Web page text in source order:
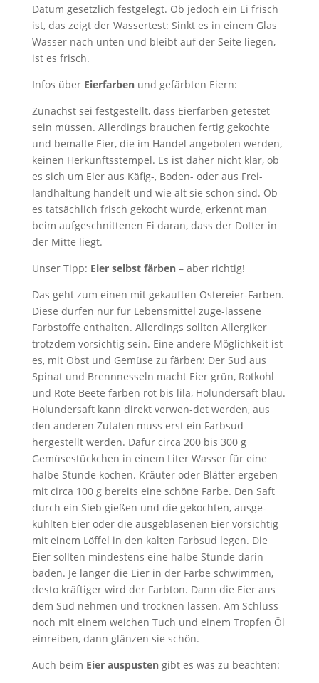
Datum gesetzlich festgelegt. Ob jedoch ein Ei frisch
ist, das zeigt der Wassertest: Sinkt es in einem Glas
Wasser nach unten und bleibt auf der Seite liegen,
ist es frisch.
Infos über Eierfarbenund gefärbten Eiern:
Zunächst sei festgestellt, dass Eierfarben getestet
sein müssen. Allerdings brauchen fertig gekochte
und bemalte Eier, die im Handel angeboten werden,
keinen Herkunftsstempel. Es ist daher nicht klar, ob
es sich um Eier aus Käfig-, Boden- oder aus Frei-
landhaltung handelt und wie alt sie schon sind. Ob
es tatsächlich frisch gekocht wurde, erkennt man
beim aufgeschnittenen Ei daran, dass der Dotter in
der Mitte liegt.
Unser Tipp: Eier selbst färben – aber richtig!
Das geht zum einen mit gekauften Ostereier-Farben.
Diese dürfen nur für Lebensmittel zuge-lassene
Farbstoffe enthalten. Allerdings sollten Allergiker
trotzdem vorsichtig sein. Eine andere Möglichkeit ist
es, mit Obst und Gemüse zu färben: Der Sud aus
Spinat und Brennnesseln macht Eier grün, Rotkohl
und Rote Beete färben rot bis lila, Holundersaft blau.
Holundersaft kann direkt verwen-det werden, aus
den anderen Zutaten muss erst ein Farbsud
hergestellt werden. Dafür circa 200 bis 300 g
Gemüsestückchen in einem Liter Wasser für eine
halbe Stunde kochen. Kräuter oder Blätter ergeben
mit circa 100 g bereits eine schöne Farbe. Den Saft
durch ein Sieb gießen und die gekochten, ausge-
kühlten Eier oder die ausgeblasenen Eier vorsichtig
mit einem Löffel in den kalten Farbsud legen. Die
Eier sollten mindestens eine halbe Stunde darin
baden. Je länger die Eier in der Farbe schwimmen,
desto kräftiger wird der Farbton. Dann die Eier aus
dem Sud nehmen und trocknen lassen. Am Schluss
noch mit einem weichen Tuch und einem Tropfen Öl
einreiben, dann glänzen sie schön.
Auch beim Eier auspustengibt es was zu beachten: